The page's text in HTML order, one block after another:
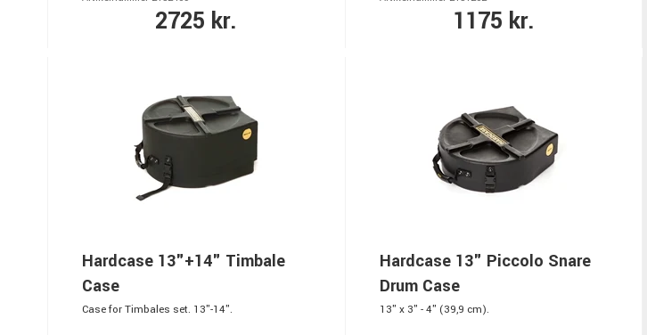
2725 kr. 1175 kr.
Hardcase 13"+14" Timbale
Case
Case for Timbales set. 13"-14".
Hardcase 13" Piccolo Snare
Drum Case
13" x 3" - 4" (39,9 cm).